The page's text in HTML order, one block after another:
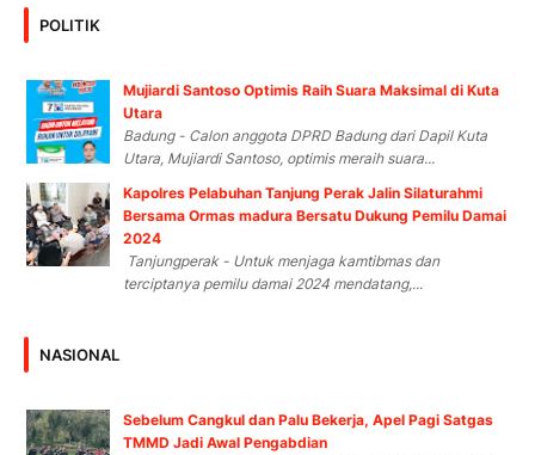
POLITIK
Mujiardi Santoso Optimis Raih Suara Maksimal di Kuta
Utara
Badung - Calon anggota DPRD Badung dari Dapil Kuta
Utara, Mujiardi Santoso, optimis meraih suara...
Kapolres Pelabuhan Tanjung Perak Jalin Silaturahmi
Bersama Ormas madura Bersatu Dukung Pemilu Damai
2024
Tanjungperak - Untuk menjaga kamtibmas dan
terciptanya pemilu damai 2024 mendatang,...
NASIONAL
Sebelum Cangkul dan Palu Bekerja, Apel Pagi Satgas
TMMD Jadi Awal Pengabdian